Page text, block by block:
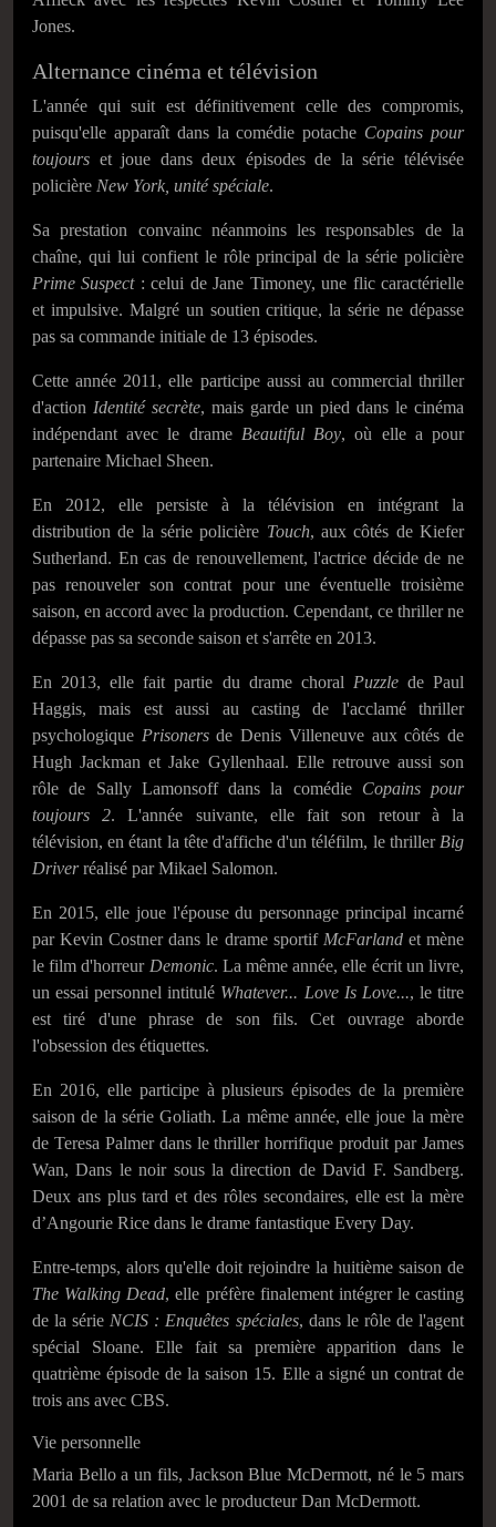
Jones.
Alternance cinéma et télévision
L'année qui suit est définitivement celle des compromis,
puisqu'elle apparaît dans la comédie potache Copains pour
toujours et joue dans deux épisodes de la série télévisée
policière New York, unité spéciale.
Sa prestation convainc néanmoins les responsables de la
chaîne, qui lui confient le rôle principal de la série policière
Prime Suspect: celui de Jane Timoney, une flic caractérielle
et impulsive. Malgré un soutien critique, la série ne dépasse
pas sa commande initiale de 13 épisodes.
Cette année 2011, elle participe aussi au commercial thriller
d'action Identité secrète, mais garde un pied dans le cinéma
indépendant avec le drame Beautiful Boy, où elle a pour
partenaire Michael Sheen.
En 2012, elle persiste à la télévision en intégrant la
distribution de la série policière Touch, aux côtés de Kiefer
Sutherland. En cas de renouvellement, l'actrice décide de ne
pas renouveler son contrat pour une éventuelle troisième
saison, en accord avec la production. Cependant, ce thriller ne
dépasse pas sa seconde saison et s'arrête en 2013.
En 2013, elle fait partie du drame choral Puzzlede Paul
Haggis, mais est aussi au casting de l'acclamé thriller
psychologique Prisonersde Denis Villeneuve aux côtés de
Hugh Jackman et Jake Gyllenhaal. Elle retrouve aussi son
rôle de Sally Lamonsoff dans la comédie Copains pour
toujours 2. L'année suivante, elle fait son retour à la
télévision, en étant la tête d'affiche d'un téléfilm, le thriller Big
Driverréalisé par Mikael Salomon.
En 2015, elle joue l'épouse du personnage principal incarné
par Kevin Costner dans le drame sportif McFarlandet mène
le film d'horreur Demonic. La même année, elle écrit un livre,
un essai personnel intitulé Whatever... Love Is Love..., le titre
est tiré d'une phrase de son fils. Cet ouvrage aborde
l'obsession des étiquettes.
En 2016, elle participe à plusieurs épisodes de la première
saison de la série Goliath. La même année, elle joue la mère
de Teresa Palmer dans le thriller horrifique produit par James
Wan, Dans le noir sous la direction de David F. Sandberg.
Deux ans plus tard et des rôles secondaires, elle est la mère
d’Angourie Rice dans le drame fantastique Every Day.
Entre-temps, alors qu'elle doit rejoindre la huitième saison de
The Walking Dead, elle préfère finalement intégrer le casting
de la série NCIS : Enquêtes spéciales, dans le rôle de l'agent
spécial Sloane. Elle fait sa première apparition dans le
quatrième épisode de la saison 15. Elle a signé un contrat de
trois ans avec CBS.
Vie personnelle
Maria Bello a un fils, Jackson Blue McDermott, né le 5 mars
2001 de sa relation avec le producteur Dan McDermott.